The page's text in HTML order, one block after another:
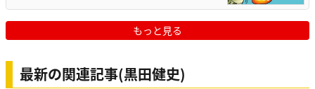
もっと見る
最新の関連記事(黒田健史)